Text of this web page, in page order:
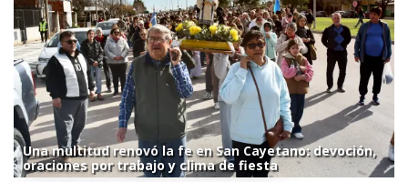
Una multitud renovó la fe en San Cayetano: devoción,
oraciones por trabajo y clima de fiesta